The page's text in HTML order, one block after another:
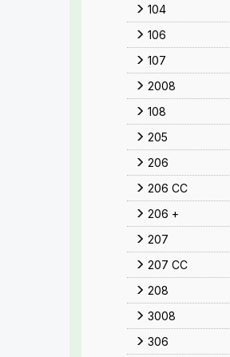
104
106
107
2008
108
205
206
206 CC
206 +
207
207 CC
208
3008
306